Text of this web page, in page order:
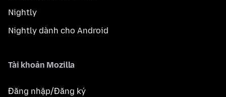
Nightly
Nightly dành cho Android
Tài khoản Mozilla
Đăng nhập/Đăng ký